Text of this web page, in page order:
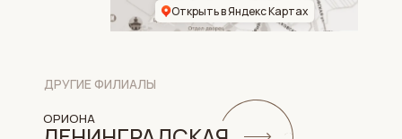
ОРИОНА
ДРУГИЕ ФИЛИАЛЫ
Открыть в Яндекс Картах